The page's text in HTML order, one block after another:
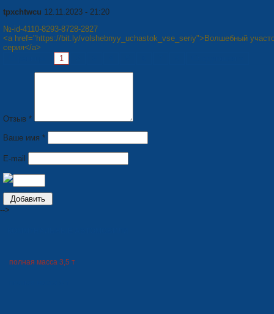
tpxchtwcu 12.11.2023 - 21:20
№-id-4110-8293-8728-2827
<a href="https://bit.ly/volshebnyy_uchastok_vse_seriy">Волшебный
серия</a>
1
Отзыв *
Ваше имя *
E-mail
-->
полная масса 3,5 т